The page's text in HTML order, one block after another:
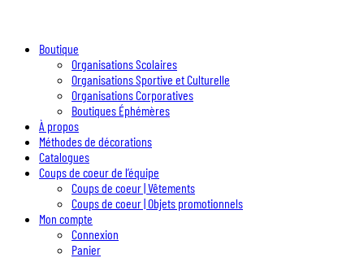
Boutique
Organisations Scolaires
Organisations Sportive et Culturelle
Organisations Corporatives
Boutiques Éphémères
À propos
Méthodes de décorations
Catalogues
Coups de coeur de l’équipe
Coups de coeur | Vêtements
Coups de coeur | Objets promotionnels
Mon compte
Connexion
Panier